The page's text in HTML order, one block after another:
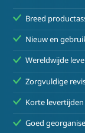
Breed
Nieuw en
Wereldwijde
Zorgvuldige
Korte
Goed